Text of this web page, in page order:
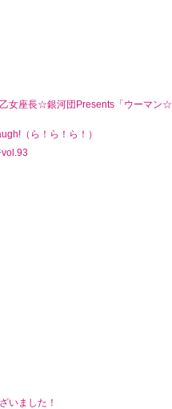
女座長☆銀河団Presents「ウーマン☆
（ら！ら！ら！）
いました！